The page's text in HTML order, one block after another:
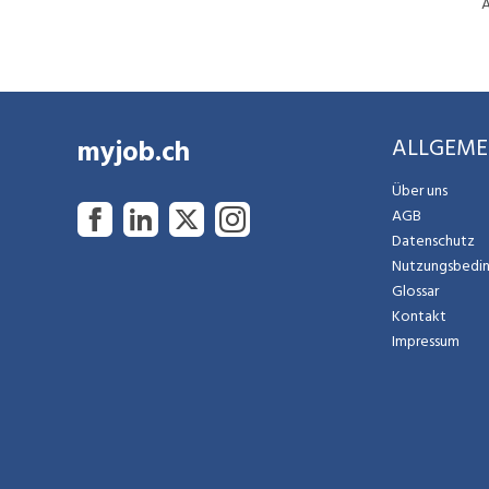
myjob.ch
Über uns
AGB
Datenschutz
Glossar
Kontakt
Impressum